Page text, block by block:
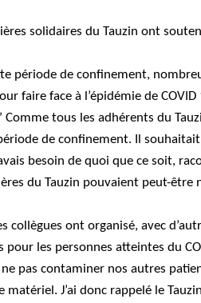
solidaires du Tauzin ont
période de confinement,
faire face à l’épidémie de
tous les adhérents du
de confinement. Il
besoin de quoi que ce soit,
du Tauzin pouvaient peut-être
collègues ont organisé, avec
pour les personnes atteintes du
pas contaminer nos autres
matériel. J’ai donc rappelé le